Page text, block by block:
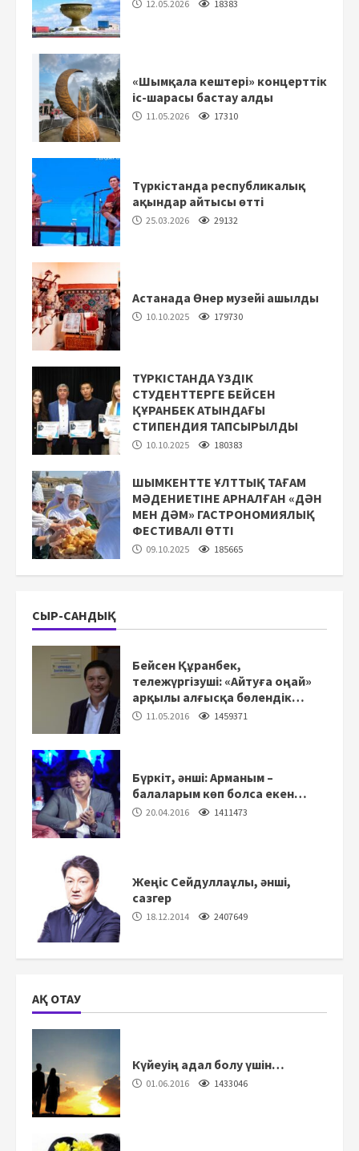
12.05.2026 18383
«Шымқала кештері» концерттік
іс-шарасы бастау алды
11.05.2026 17310
Түркістанда республикалық
ақындар айтысы өтті
25.03.2026 29132
Астанада Өнер музейі ашылды
10.10.2025 179730
ТҮРКІСТАНДА ҮЗДІК
СТУДЕНТТЕРГЕ БЕЙСЕН
ҚҰРАНБЕК АТЫНДАҒЫ
СТИПЕНДИЯ ТАПСЫРЫЛДЫ
10.10.2025 180383
ШЫМКЕНТТЕ ҰЛТТЫҚ ТАҒАМ
МӘДЕНИЕТІНЕ АРНАЛҒАН «ДӘН
МЕН ДӘМ» ГАСТРОНОМИЯЛЫҚ
ФЕСТИВАЛІ ӨТТІ
09.10.2025 185665
СЫР-САНДЫҚ
Бейсен Құранбек,
тележүргізуші: «Айтуға оңай»
арқылы алғысқа бөлендік…
11.05.2016 1459371
Бүркіт, әнші: Арманым –
балаларым көп болса екен…
20.04.2016 1411473
Жеңіс Сейдуллаұлы, әнші,
сазгер
18.12.2014 2407649
АҚ ОТАУ
Күйеуің адал болу үшін…
01.06.2016 1433046